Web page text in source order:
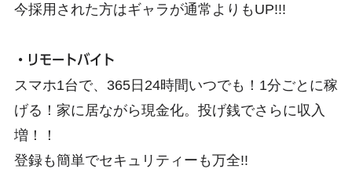
今採用された方はギャラが通常よりもUP!!!
・リモートバイト
スマホ1台で、365日24時間いつでも！1分ごとに稼
げる！家に居ながら現金化。投げ銭でさらに収入
増！！
登録も簡単でセキュリティーも万全!!